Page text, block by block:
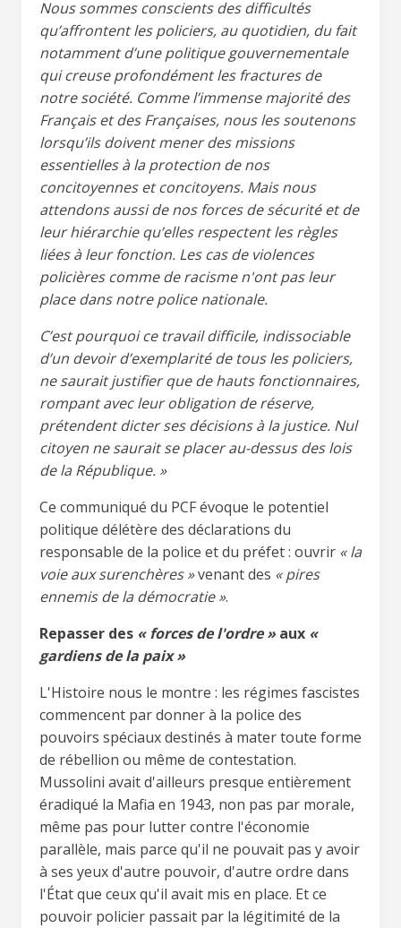
Nous sommes conscients des difficultés
qu’affrontent les policiers, au quotidien, du fait
notamment d’une politique gouvernementale
qui creuse profondément les fractures de
notre société. Comme l’immense majorité des
Français et des Françaises, nous les soutenons
lorsqu’ils doivent mener des missions
essentielles à la protection de nos
concitoyennes et concitoyens. Mais nous
attendons aussi de nos forces de sécurité et de
leur hiérarchie qu’elles respectent les règles
liées à leur fonction. Les cas de violences
policières comme de racisme n'ont pas leur
place dans notre police nationale.
C’est pourquoi ce travail difficile, indissociable
d’un devoir d’exemplarité de tous les policiers,
ne saurait justifier que de hauts fonctionnaires,
rompant avec leur obligation de réserve,
prétendent dicter ses décisions à la justice. Nul
citoyen ne saurait se placer au-dessus des lois
de la République. »
Ce communiqué du PCF évoque le potentiel
politique délétère des déclarations du
responsable de la police et du préfet : ouvrir « la
voie aux surenchères »venant des « pires
ennemis de la démocratie ».
Repasser des « forces de l'ordre »aux «
gardiens de la paix »
L'Histoire nous le montre : les régimes fascistes
commencent par donner à la police des
pouvoirs spéciaux destinés à mater toute forme
de rébellion ou même de contestation.
Mussolini avait d'ailleurs presque entièrement
éradiqué la Mafia en 1943, non pas par morale,
même pas pour lutter contre l'économie
parallèle, mais parce qu'il ne pouvait pas y avoir
à ses yeux d'autre pouvoir, d'autre ordre dans
l'État que ceux qu'il avait mis en place. Et ce
pouvoir policier passait par la légitimité de la